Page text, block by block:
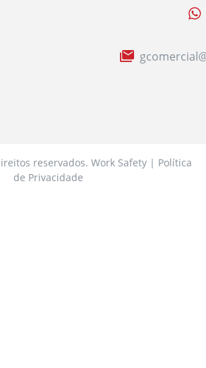
reservados. Work Safety | Política
de Privacidade